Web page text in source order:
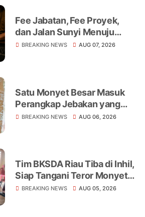
Fee Jabatan, Fee Proyek,
dan Jalan Sunyi Menuju
Operasi Tangkap Tangan
BREAKING NEWS AUG 07, 2026
Satu Monyet Besar Masuk
Perangkap Jebakan yang
Dipasang di Belakang
BREAKING NEWS AUG 06, 2026
Tim BKSDA Riau Tiba di Inhil,
Siap Tangani Teror Monyet
Liar yang Telah Melukai 18
BREAKING NEWS AUG 05, 2026